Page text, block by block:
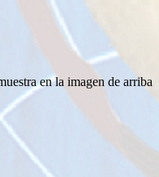
en la imagen de arriba